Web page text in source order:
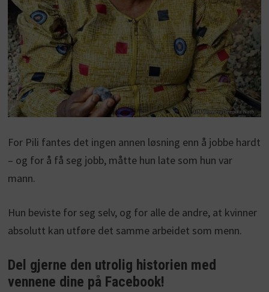
For Pili fantes det ingen annen løsning enn å jobbe hardt
– og for å få seg jobb, måtte hun late som hun var
mann.
Hun beviste for seg selv, og for alle de andre, at kvinner
absolutt kan utføre det samme arbeidet som menn.
Del gjerne den utrolig historien med
vennene dine på Facebook!